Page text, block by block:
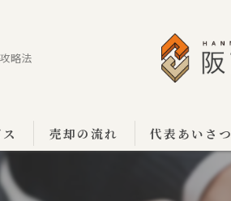
略法
売却の流れ 代表あいさつ